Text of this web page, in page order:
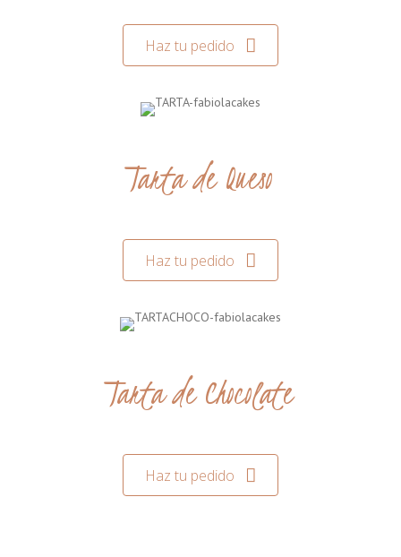
Haz tu pedido
Tarta de Queso
Haz tu pedido
Tarta de Chocolate
Haz tu pedido